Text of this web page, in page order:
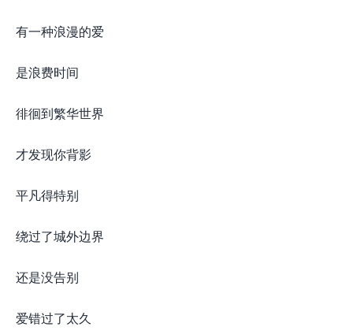
有一种浪漫的爱
是浪费时间
徘徊到繁华世界
才发现你背影
平凡得特别
绕过了城外边界
还是没告别
爱错过了太久